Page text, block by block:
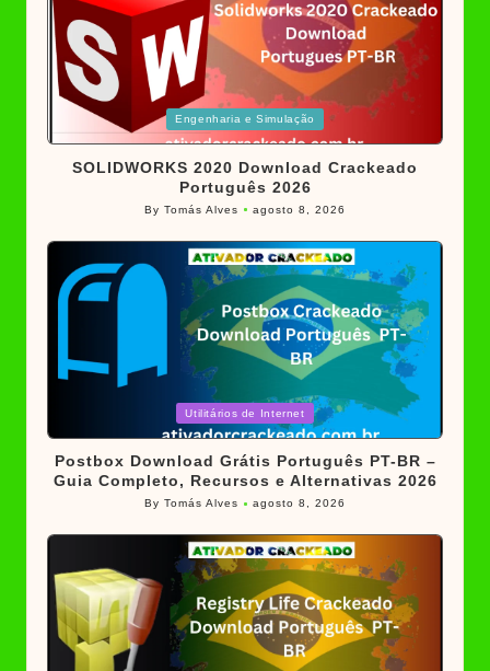
Posted
in
Engenharia e Simulação
SOLIDWORKS 2020 Download Crackeado
Português 2026
Posted
ByTomás Alves agosto 8, 2026
in
Utilitários de Internet
Postbox Download Grátis Português PT-BR –
Guia Completo, Recursos e Alternativas 2026
Posted
ByTomás Alves agosto 8, 2026